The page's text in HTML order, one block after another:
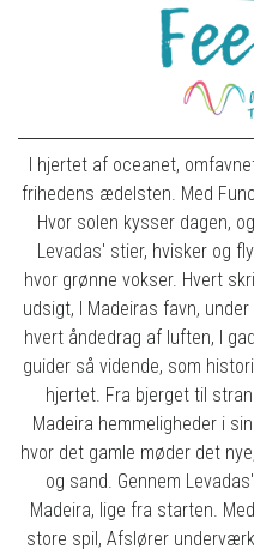
I hjertet af oceanet,
frihedens ædelsten. Med
Hvor solen kysser dagen,
Levadas' stier, hvisker og
hvor grønne vokser. Hvert
udsigt, I Madeiras favn,
hvert åndedrag af luften, I
guider så vidende, som
hjertet. Fra bjerget til
Madeira hemmeligheder i
hvor det gamle møder det
og sand. Gennem
Madeira, lige fra starten.
store spil, Afslører